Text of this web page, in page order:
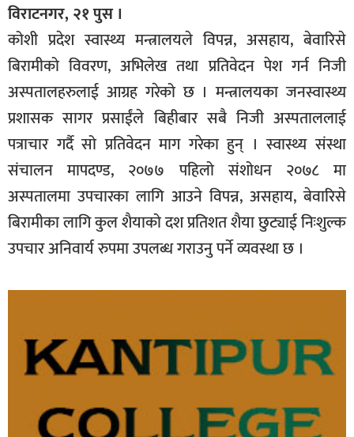
विराटनगर, २१ पुस ।
कोशी प्रदेश स्वास्थ्य मन्त्रालयले विपन्न, असहाय, बेवारिसे
बिरामीको विवरण, अभिलेख तथा प्रतिवेदन पेश गर्न निजी
अस्पतालहरुलाई आग्रह गरेको छ । मन्त्रालयका जनस्वास्थ्य
प्रशासक सागर प्रसाईंले बिहीबार सबै निजी अस्पताललाई
पत्राचार गर्दै सो प्रतिवेदन माग गरेका हुन् । स्वास्थ्य संस्था
संचालन मापदण्ड, २०७७ पहिलो संशोधन २०७८ मा
अस्पतालमा उपचारका लागि आउने विपन्न, असहाय, बेवारिसे
बिरामीका लागि कुल शैयाको दश प्रतिशत शैया छुट्याई निःशुल्क
उपचार अनिवार्य रुपमा उपलब्ध गराउनु पर्ने व्यवस्था छ ।